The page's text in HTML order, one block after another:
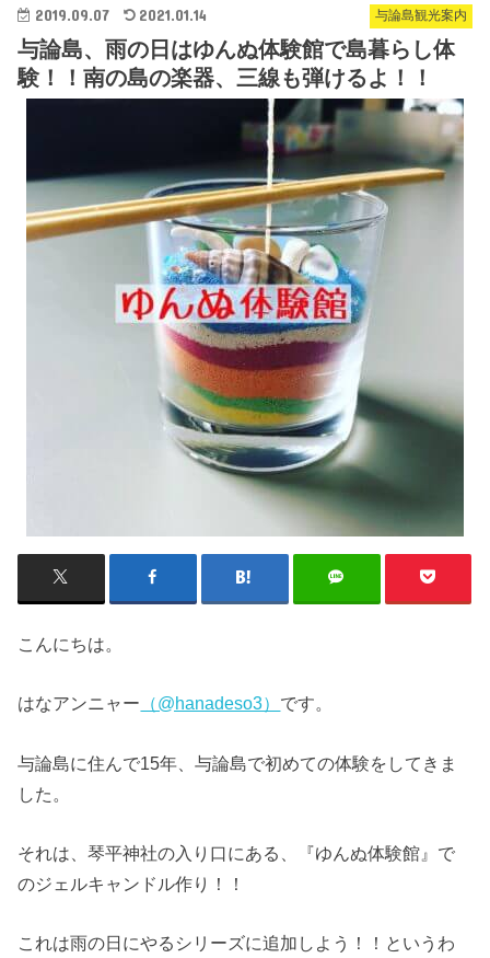
与論島観光案内
2019.09.07 2021.01.14
与論島、雨の日はゆんぬ体験館で島暮らし体
験！！南の島の楽器、三線も弾けるよ！！
こんにちは。
はなアンニャー （@hanadeso3） です。
与論島に住んで15年、与論島で初めての体験をしてきま
した。
それは、琴平神社の入り口にある、『ゆんぬ体験館』で
のジェルキャンドル作り！！
これは雨の日にやるシリーズに追加しよう！！というわ